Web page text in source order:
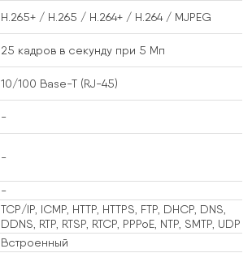
H.265+ / H.265 / H.264+ / H.264 / MJPEG
25 кадров в секунду при 5 Мп
10/100 Base-T (RJ-45)
-
-
-
TCP/IP, ICMP, HTTP, HTTPS, FTP, DHCP, DNS,
DDNS, RTP, RTSP, RTCP, PPPoE, NTP, SMTP, UDP
Встроенный